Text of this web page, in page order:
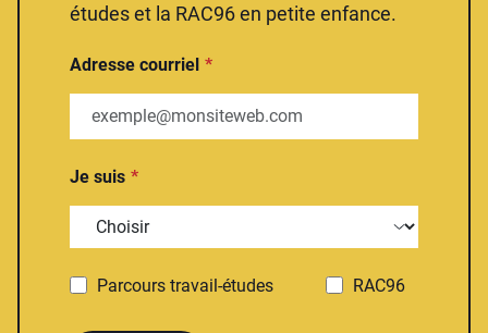
études et la RAC96 en petite enfance.
Adresse courriel
Je suis
Parcours travail-études RAC96